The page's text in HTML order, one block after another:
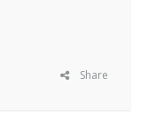
Share